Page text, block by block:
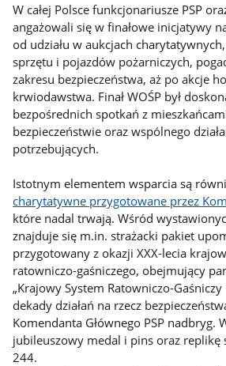
W całej Polsce funkcjonariusze PSP
angażowali się w finałowe inicjatywy
od udziału w aukcjach
sprzętu i pojazdów pożarniczych,
zakresu bezpieczeństwa, aż po akcje
krwiodawstwa. Finał WOŚP był
bezpośrednich spotkań z
bezpieczeństwie oraz wspólnego
potrzebujących.
Istotnym elementem wsparcia są
charytatywne przygotowane przez
które nadal trwają. Wśród
znajduje się m.in. strażacki pakiet
przygotowany z okazji XXX-lecia
ratowniczo-gaśniczego, obejmujący
„Krajowy System Ratowniczo-
dekady działań na rzecz
Komendanta Głównego PSP nadbryg.
jubileuszowy medal i pins oraz replikę
244.